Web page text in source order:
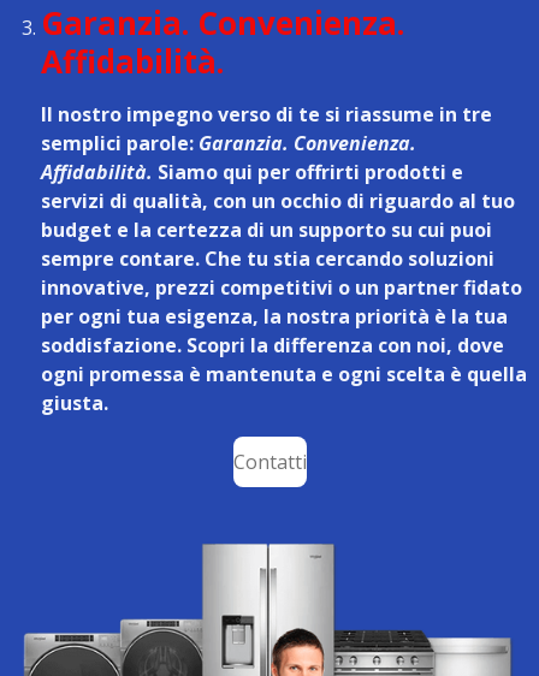
Garanzia. Convenienza.
Affidabilità.
Il nostro impegno verso di te si riassume in tre
semplici parole: Garanzia. Convenienza.
Affidabilità. Siamo qui per offrirti prodotti e
servizi di qualità, con un occhio di riguardo al tuo
budget e la certezza di un supporto su cui puoi
sempre contare. Che tu stia cercando soluzioni
innovative, prezzi competitivi o un partner fidato
per ogni tua esigenza, la nostra priorità è la tua
soddisfazione. Scopri la differenza con noi, dove
ogni promessa è mantenuta e ogni scelta è quella
giusta.
Contatti